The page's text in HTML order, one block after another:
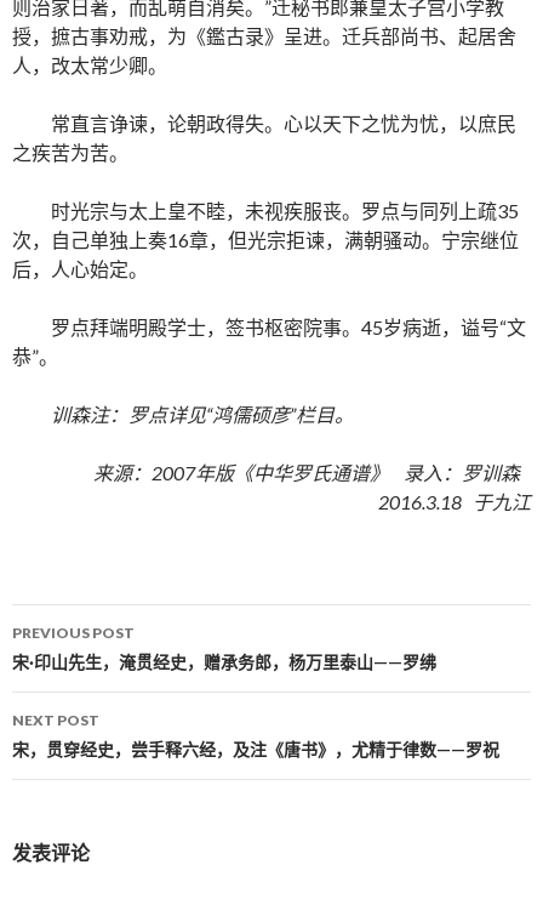
则治家日著，而乱萌自消矣。”迁秘书郎兼皇太子宫小学教
授，摭古事劝戒，为《鑑古录》呈进。迁兵部尚书、起居舍
人，改太常少卿。
常直言诤谏，论朝政得失。心以天下之忧为忧，以庶民
之疾苦为苦。
时光宗与太上皇不睦，未视疾服丧。罗点与同列上疏35
次，自己单独上奏16章，但光宗拒谏，满朝骚动。宁宗继位
后，人心始定。
罗点拜端明殿学士，签书枢密院事。45岁病逝，谥号“文
恭”。
训森注：罗点详见“鸿儒硕彦”栏目。
来源：2007年版《中华罗氏通谱》 录入：罗训森
2016.3.18 于九江
Post navigation
PREVIOUS POST
宋·印山先生，淹贯经史，赠承务郎，杨万里泰山——罗绋
NEXT POST
宋，贯穿经史，尝手释六经，及注《唐书》，尤精于律数——罗祝
发表评论